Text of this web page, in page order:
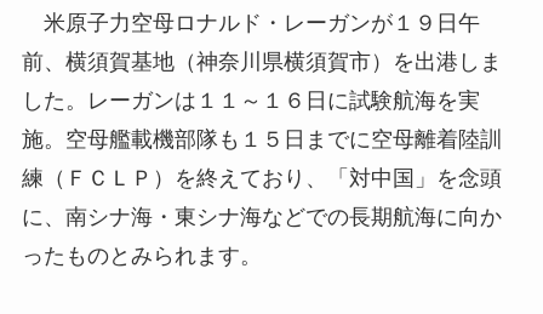
米原子力空母ロナルド・レーガンが１９日午
前、横須賀基地（神奈川県横須賀市）を出港しま
した。レーガンは１１～１６日に試験航海を実
施。空母艦載機部隊も１５日までに空母離着陸訓
練（ＦＣＬＰ）を終えており、「対中国」を念頭
に、南シナ海・東シナ海などでの長期航海に向か
ったものとみられます。